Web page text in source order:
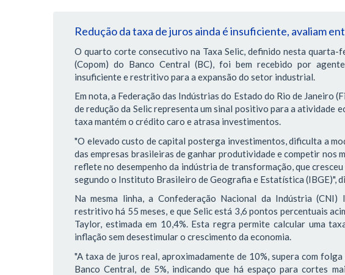
Redução da taxa de juros ainda é insuficiente, avaliam
O quarto corte consecutivo na Taxa Selic, definido nesta
(Copom) do Banco Central (BC), foi bem recebido por
insuficiente e restritivo para a expansão do setor industrial.
Em nota, a Federação das Indústrias do Estado do Rio de Janeiro
de redução da Selic representa um sinal positivo para a atividade
taxa mantém o crédito caro e atrasa investimentos.
"O elevado custo de capital posterga investimentos, dificulta a
das empresas brasileiras de ganhar produtividade e competir nos
reflete no desempenho da indústria de transformação, que
segundo o Instituto Brasileiro de Geografia e Estatística (IBGE)",
Na mesma linha, a Confederação Nacional da Indústria
restritivo há 55 meses, e que Selic está 3,6 pontos percentuais
Taylor, estimada em 10,4%. Esta regra permite calcular uma
inflação sem desestimular o crescimento da economia.
"A taxa de juros real, aproximadamente de 10%, supera com
Banco Central, de 5%, indicando que há espaço para cortes